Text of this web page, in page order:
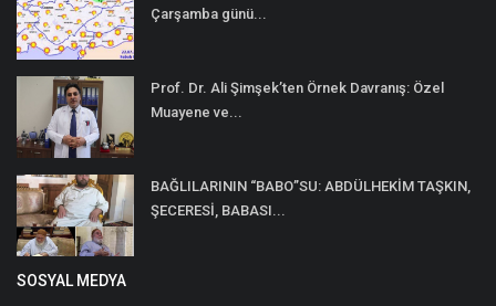
Çarşamba günü...
Prof. Dr. Ali Şimşek’ten Örnek Davranış: Özel
Muayene ve...
BAĞLILARININ “BABO”SU: ABDÜLHEKİM TAŞKIN,
ŞECERESİ, BABASI...
SOSYAL MEDYA